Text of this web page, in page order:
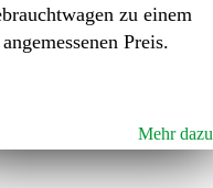
zu einem
angemessenen Preis.
Mehr dazu